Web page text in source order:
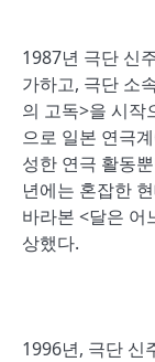
1987년 극단 신
가하고, 극단 소
의 고독>을 시작
으로 일본 연극
성한 연극 활동
년에는 혼잡한
바라본 <달은 어
상했다.
1996년, 극단 신